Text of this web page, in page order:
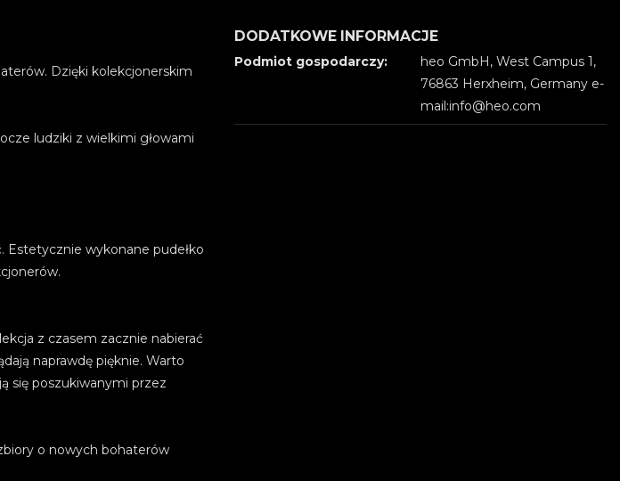
Dzięki kolekcjonerskim
ludziki z wielkimi głowami
Estetycznie wykonane pudełko
z czasem zacznie nabierać
naprawdę pięknie. Warto
się poszukiwanymi przez
o nowych bohaterów
DODATKOWE INFORMACJE
Podmiot gospodarczy:
heo GmbH, West Campus 1,
76863 Herxheim, Germany e-
mail:info@heo.com